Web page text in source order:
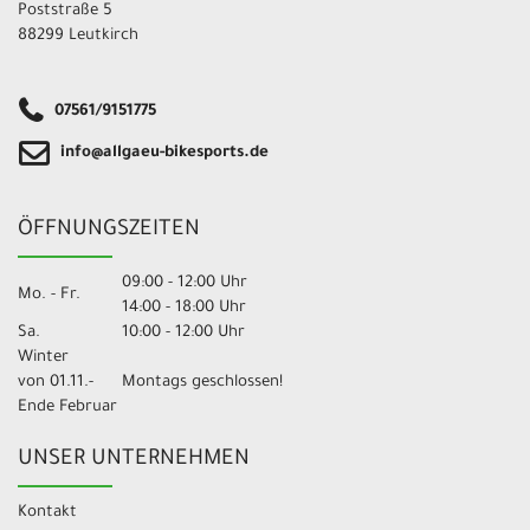
Poststraße 5
88299 Leutkirch
07561/9151775
info@allgaeu-bikesports.de
ÖFFNUNGSZEITEN
Mo. - Fr.
09:00 - 12:00 Uhr
14:00 - 18:00 Uhr
Sa.
10:00 - 12:00 Uhr
Winter
von 01.11.-
Ende Februar
Montags geschlossen!
UNSER UNTERNEHMEN
Kontakt